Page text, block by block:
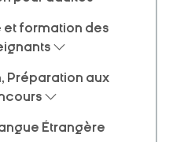
et formation des
Préparation aux
Étrangère